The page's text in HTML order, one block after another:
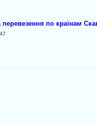
перевезення по краінам